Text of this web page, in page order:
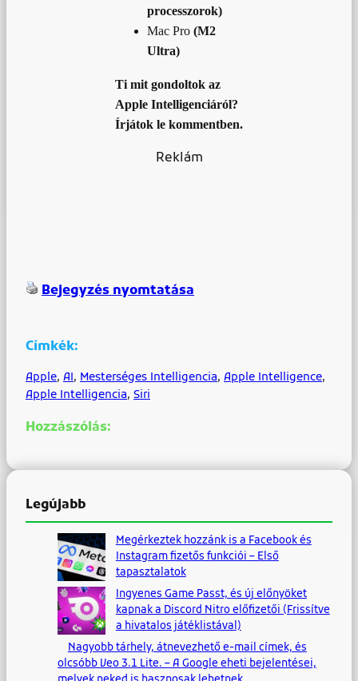
processzorok)
Mac Pro (M2
Ultra)
Ti mit gondoltok az
Apple Intelligenciáról?
Írjátok le kommentben.
Reklám
Bejegyzés nyomtatása
Címkék:
Apple, AI, Mesterséges Intelligencia, Apple Intelligence
Apple Intelligencia, Siri
Hozzászólás:
Legújabb
Megérkeztek hozzánk is a Facebook és
Instagram fizetős funkciói – Első
tapasztalatok
Ingyenes Game Passt, és új előnyöket
kapnak a Discord Nitro előfizetői (Frissítve
a hivatalos játéklistával)
Nagyobb tárhely, átnevezhető e-mail címek, és
olcsóbb Veo 3.1 Lite. – A Google eheti bejelentései,